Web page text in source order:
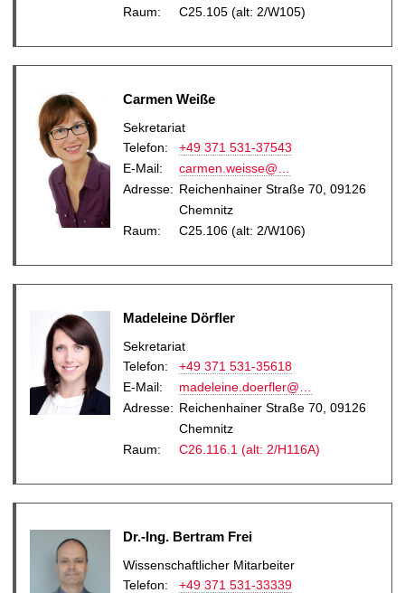
Raum:
C25.105 (alt: 2/W105)
Carmen Weiße
Sekretariat
Telefon:
+49 371 531-37543
E-Mail:
carmen.weisse@…
Adresse: Reichenhainer Straße 70, 09126
Chemnitz
Raum:
C25.106 (alt: 2/W106)
Madeleine Dörfler
Sekretariat
Telefon:
+49 371 531-35618
E-Mail:
madeleine.doerfler@…
Adresse: Reichenhainer Straße 70, 09126
Chemnitz
Raum:
C26.116.1 (alt: 2/H116A)
Dr.-Ing. Bertram Frei
Wissenschaftlicher Mitarbeiter
Telefon:
+49 371 531-33339